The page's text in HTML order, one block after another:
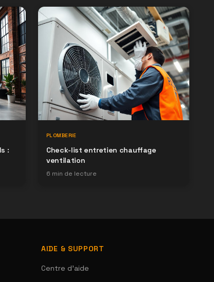
:
PLOMBERIE
Check-list entretien chauffage
ventilation
6 min de lecture
AIDE & SUPPORT
Centre d'aide